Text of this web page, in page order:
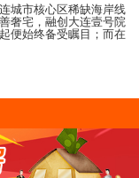
城市核心区稀缺海岸线
奢宅，融创大连壹号院
便始终备受瞩目；而在